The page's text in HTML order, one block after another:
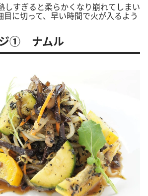
しすぎると柔らかくなり崩れてしまい
目に切って、早い時間で火が入るよう
ジ① ナムル